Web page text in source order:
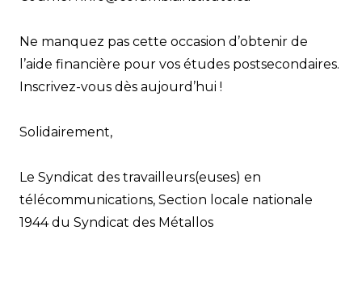
Ne manquez pas cette occasion d’obtenir de
l’aide financière pour vos études postsecondaires.
Inscrivez-vous dès aujourd’hui !
Solidairement,
Le Syndicat des travailleurs(euses) en
télécommunications, Section locale nationale
1944 du Syndicat des Métallos